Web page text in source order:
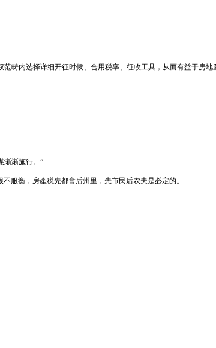
畴内选择详细开征时候、合用税率、征收工具，从而有益于房地
渐渐施行。”
服衡，房產税先都會后州里，先市民后农夫是必定的。